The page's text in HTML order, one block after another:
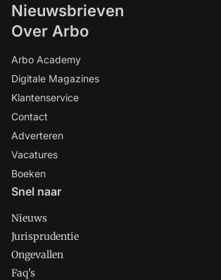
Nieuwsbrieven
Over Arbo
Arbo Academy
Digitale Magazines
Klantenservice
Contact
Adverteren
Vacatures
Boeken
Snel naar
Nieuws
Jurisprudentie
Ongevallen
Faq's